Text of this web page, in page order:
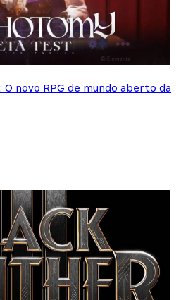
O novo RPG de mundo aberto da